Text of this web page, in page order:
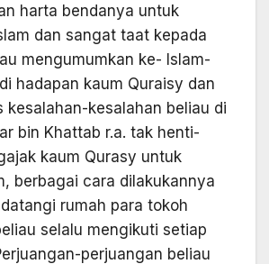
harta bendanya untuk
dan sangat taat kepada
mengumumkan ke- Islam-
hadapan kaum Quraisy dan
kesalahan-kesalahan beliau di
bin Khattab r.a. tak henti-
kaum Qurasy untuk
berbagai cara dilakukannya
rumah para tokoh
selalu mengikuti setiap
perjuangan beliau